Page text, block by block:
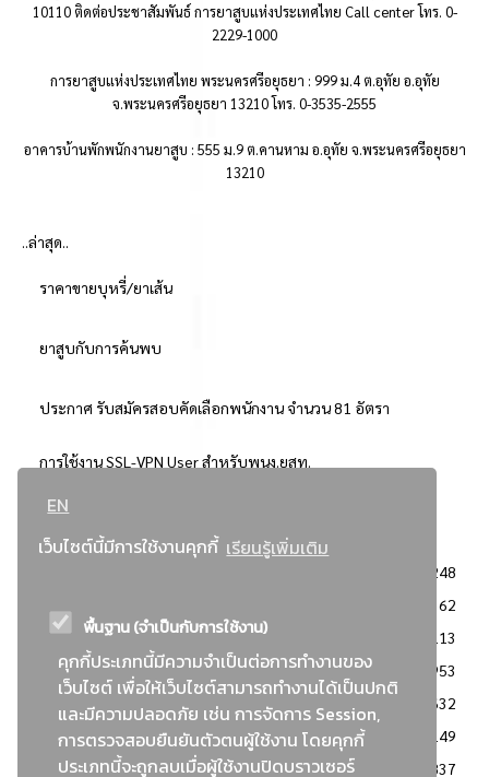
EN
เว็บไซต์นี้มีการใช้งานคุกกี้ เรียนรู้เพิ่มเติม
พื้นฐาน (จำเป็นกับการใช้งาน)
คุกกี้ประเภทนี้มีความจำเป็นต่อการทำงานของ
เว็บไซต์ เพื่อให้เว็บไซต์สามารถทำงานได้เป็นปกติ
และมีความปลอดภัย เช่น การจัดการ Session,
การตรวจสอบยืนยันตัวตนผู้ใช้งาน โดยคุกกี้
ประเภทนี้จะถูกลบเมื่อผู้ใช้งานปิดบราวเซอร์
10110 ติดต่อประชาสัมพันธ์ การยาสูบแห่งประเทศไทย Call center โทร. 0-
2229-1000
การยาสูบแห่งประเทศไทย พระนครศรีอยุธยา : 999 ม.4 ต.อุทัย อ.อุทัย
จ.พระนครศรีอยุธยา 13210 โทร. 0-3535-2555
อาคารบ้านพักพนักงานยาสูบ : 555 ม.9 ต.คานหาม อ.อุทัย จ.พระนครศรีอยุธยา
13210
..ล่าสุด..
ราคาขายบุหรี่/ยาเส้น
ยาสูบกับการค้นพบ
ประกาศ รับสมัครสอบคัดเลือกพนักงาน จำนวน 81 อัตรา
การใช้งาน SSL-VPN User สำหรับพนง.ยสท.
..ยอดนิยม..
3248
2362
: วิธีเฉพาะเจาะจง
2113
ข่าวสาร/ประกาศ
1953
: เอกสารส่งเสริมความโปร่งใสในการจัดซื้อจัดจ้าง
1632
ข่าวสารจัดซื้อจัดจ้าง
1149
: แผนการจัดซื้อจัดจ้าง
837